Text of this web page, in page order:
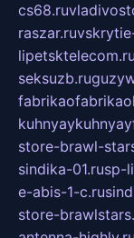
cs68.ru
raszar.ru
lipetsktelecom.ru
seksuzb.ru
store-brawl-
sindika-01.rusp-
e-abis-1-c.ru
store-